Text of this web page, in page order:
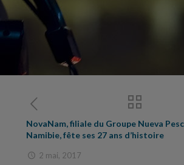
NovaNam, filiale du Groupe Nueva
Namibie, fête ses 27 ans d’histoire
2 mai, 2017